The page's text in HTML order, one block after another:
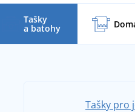
Tašky
a batohy
Tašky pro